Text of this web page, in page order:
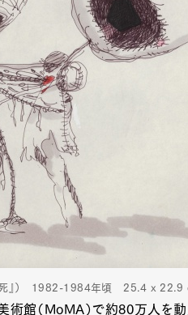
な死』） 1982-1984年頃 25.4 x
術館（MoMA）で約80万人を